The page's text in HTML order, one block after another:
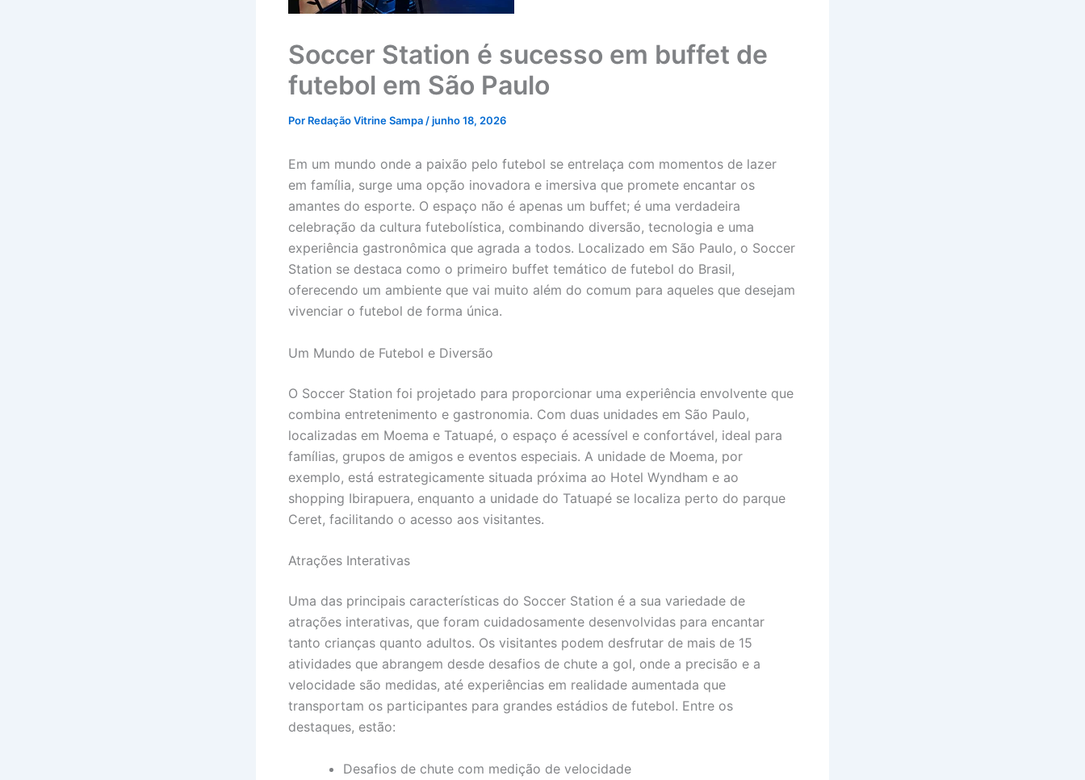
Soccer Station é sucesso em buffet de
futebol em São Paulo
Por Redação Vitrine Sampa /junho 18, 2026
Em um mundo onde a paixão pelo futebol se entrelaça com momentos de lazer
em família, surge uma opção inovadora e imersiva que promete encantar os
amantes do esporte. O espaço não é apenas um buffet; é uma verdadeira
celebração da cultura futebolística, combinando diversão, tecnologia e uma
experiência gastronômica que agrada a todos. Localizado em São Paulo, o Soccer
Station se destaca como o primeiro buffet temático de futebol do Brasil,
oferecendo um ambiente que vai muito além do comum para aqueles que desejam
vivenciar o futebol de forma única.
Um Mundo de Futebol e Diversão
O Soccer Station foi projetado para proporcionar uma experiência envolvente que
combina entretenimento e gastronomia. Com duas unidades em São Paulo,
localizadas em Moema e Tatuapé, o espaço é acessível e confortável, ideal para
famílias, grupos de amigos e eventos especiais. A unidade de Moema, por
exemplo, está estrategicamente situada próxima ao Hotel Wyndham e ao
shopping Ibirapuera, enquanto a unidade do Tatuapé se localiza perto do parque
Ceret, facilitando o acesso aos visitantes.
Atrações Interativas
Uma das principais características do Soccer Station é a sua variedade de
atrações interativas, que foram cuidadosamente desenvolvidas para encantar
tanto crianças quanto adultos. Os visitantes podem desfrutar de mais de 15
atividades que abrangem desde desafios de chute a gol, onde a precisão e a
velocidade são medidas, até experiências em realidade aumentada que
transportam os participantes para grandes estádios de futebol. Entre os
destaques, estão:
Desafios de chute com medição de velocidade